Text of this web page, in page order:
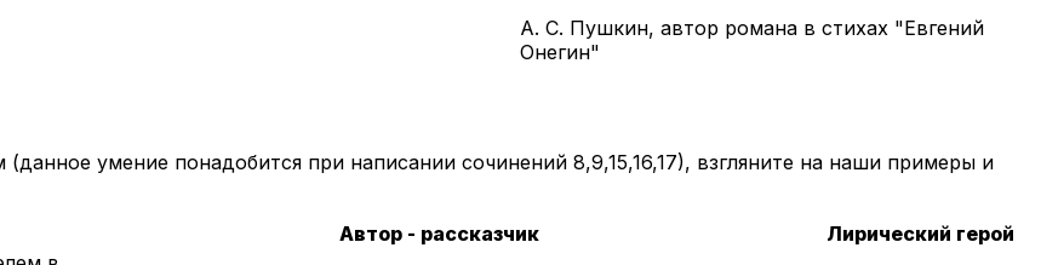
А. С. Пушкин, автор романа в стихах "Евгений
Онегин"
умение понадобится при написании сочинений 8,9,15,16,17), взгляните на наши примеры и
Автор - рассказчик Лирический герой